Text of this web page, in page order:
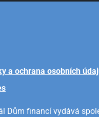
a ochrana osobních
Dům financí vydává